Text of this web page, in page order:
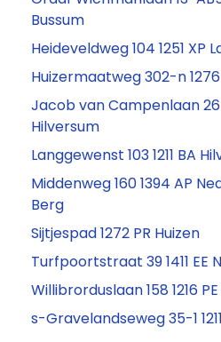
Bussum
Heideveldweg 104 1251 XP
Huizermaatweg 302-n 1276
Jacob van Campenlaan 26
Hilversum
Langgewenst 103 1211 BA
Middenweg 160 1394 AP
Berg
Sijtjespad 1272 PR Huizen
Turfpoortstraat 39 1411 EE
Willibrorduslaan 158 1216
s-Gravelandseweg 35-1